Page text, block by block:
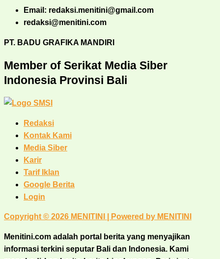
Email: redaksi.menitini@gmail.com
redaksi@menitini.com
PT. BADU GRAFIKA MANDIRI
Member of Serikat Media Siber
Indonesia Provinsi Bali
Redaksi
Kontak Kami
Media Siber
Karir
Tarif Iklan
Google Berita
Login
Copyright © 2026 MENITINI | Powered by MENITINI
Menitini.com adalah portal berita yang menyajikan
informasi terkini seputar Bali dan Indonesia. Kami